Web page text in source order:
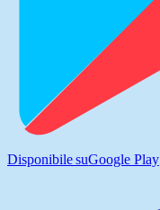
Disponibile suGoogle Play